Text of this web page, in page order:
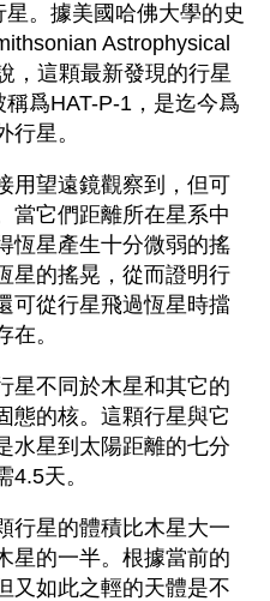
。據美國哈佛大學的史
Astrophysical
，這顆最新發現的行星
爲HAT-P-1，是迄今爲
星。
用望遠鏡觀察到，但可
當它們距離所在星系中
恆星產生十分微弱的搖
星的搖晃，從而證明行
可從行星飛過恆星時擋
。
星不同於木星和其它的
態的核。這顆行星與它
水星到太陽距離的七分
天。
行星的體積比木星大一
星的一半。根據當前的
又如此之輕的天體是不